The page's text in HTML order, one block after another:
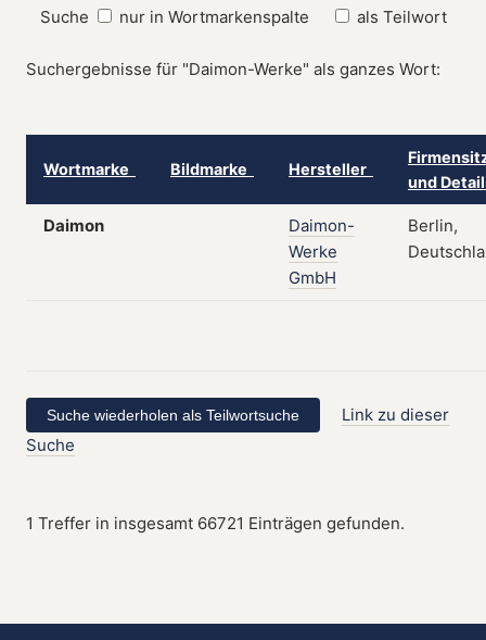
Suche nur in Wortmarkenspalte als Teilwort
Suchergebnisse für "Daimon-Werke" als ganzes Wort:
Wortmarke Bildmarke Hersteller
und
Daimon
Daimon-
Werke
GmbH
Berlin,
Link zu dieser
Suche
1 Treffer in insgesamt 66721 Einträgen gefunden.